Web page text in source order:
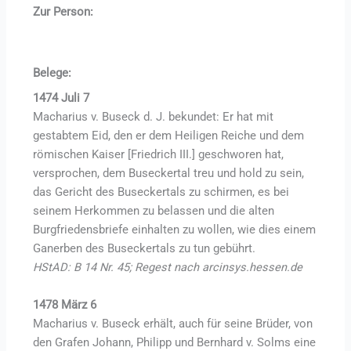
Zur Person:
Belege:
1474 Juli 7
Macharius v. Buseck d. J. bekundet: Er hat mit
gestabtem Eid, den er dem Heiligen Reiche und dem
römischen Kaiser [Friedrich III.] geschworen hat,
versprochen, dem Buseckertal treu und hold zu sein,
das Gericht des Buseckertals zu schirmen, es bei
seinem Herkommen zu belassen und die alten
Burgfriedensbriefe einhalten zu wollen, wie dies einem
Ganerben des Buseckertals zu tun gebührt.
HStAD: B 14 Nr. 45; Regest nach arcinsys.hessen.de
1478 März 6
Macharius v. Buseck erhält, auch für seine Brüder, von
den Grafen Johann, Philipp und Bernhard v. Solms eine